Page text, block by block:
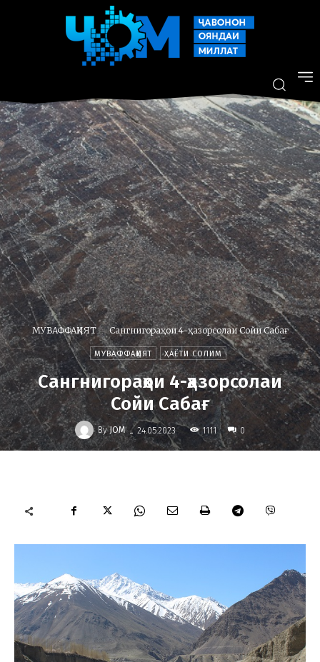
МУВАФФАҚИЯТ Сангнигораҳои 4-ҳазорсолаи Сойи Сабағ
МУВАФФАҚИЯТ ҲАЁТИ СОЛИМ
Сангнигораҳои 4-ҳазорсолаи
Сойи Сабағ
By JOM - 24.05.2023 1111 0